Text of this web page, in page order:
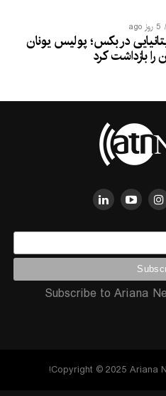
5 روز ago
در بکس؛ پولیس یونان
را بازداشت کرد
Subscribe to Ariana
Copyright © 2025 Ariana